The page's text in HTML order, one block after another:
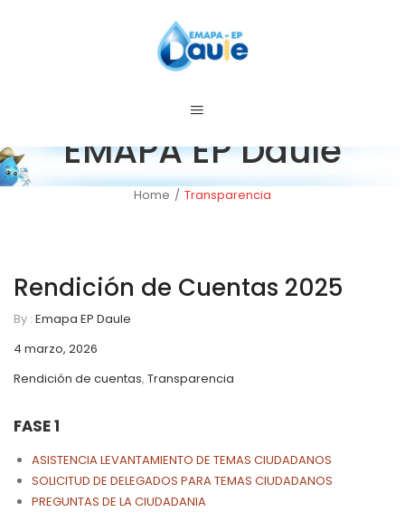
EMAPA EP Daule
Home / Transparencia
Rendición de Cuentas 2025
By : Emapa EP Daule
4 marzo, 2026
Rendición de cuentas, Transparencia
FASE 1
ASISTENCIA LEVANTAMIENTO DE TEMAS CIUDADANOS
SOLICITUD DE DELEGADOS PARA TEMAS CIUDADANOS
PREGUNTAS DE LA CIUDADANIA